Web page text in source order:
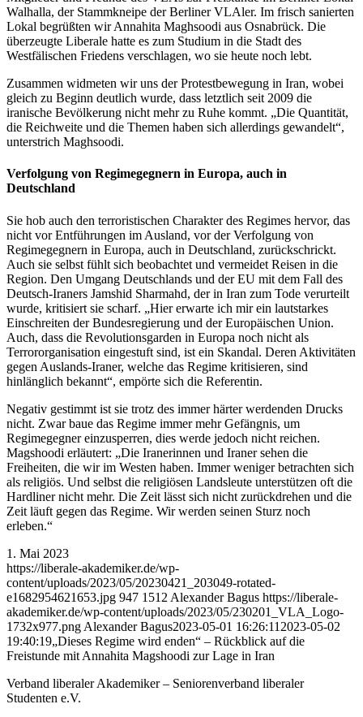
Walhalla, der Stammkneipe der Berliner VLAler. Im frisch sanierten
Lokal begrüßten wir Annahita Maghsoodi aus Osnabrück. Die
überzeugte Liberale hatte es zum Studium in die Stadt des
Westfälischen Friedens verschlagen, wo sie heute noch lebt.
Zusammen widmeten wir uns der Protestbewegung in Iran, wobei
gleich zu Beginn deutlich wurde, dass letztlich seit 2009 die
iranische Bevölkerung nicht mehr zu Ruhe kommt. „Die Quantität,
die Reichweite und die Themen haben sich allerdings gewandelt“,
unterstrich Maghsoodi.
Verfolgung von Regimegegnern in Europa, auch in
Deutschland
Sie hob auch den terroristischen Charakter des Regimes hervor, das
nicht vor Entführungen im Ausland, vor der Verfolgung von
Regimegegnern in Europa, auch in Deutschland, zurückschrickt.
Auch sie selbst fühlt sich beobachtet und vermeidet Reisen in die
Region. Den Umgang Deutschlands und der EU mit dem Fall des
Deutsch-Iraners Jamshid Sharmahd, der in Iran zum Tode verurteilt
wurde, kritisiert sie scharf. „Hier erwarte ich mir ein lautstarkes
Einschreiten der Bundesregierung und der Europäischen Union.
Auch, dass die Revolutionsgarden in Europa noch nicht als
Terrororganisation eingestuft sind, ist ein Skandal. Deren Aktivitäten
gegen Auslands-Iraner, welche das Regime kritisieren, sind
hinlänglich bekannt“, empörte sich die Referentin.
Negativ gestimmt ist sie trotz des immer härter werdenden Drucks
nicht. Zwar baue das Regime immer mehr Gefängnis, um
Regimegegner einzusperren, dies werde jedoch nicht reichen.
Magshoodi erläutert: „Die Iranerinnen und Iraner sehen die
Freiheiten, die wir im Westen haben. Immer weniger betrachten sich
als religiös. Und selbst die religiösen Landsleute unterstützen oft die
Hardliner nicht mehr. Die Zeit lässt sich nicht zurückdrehen und die
Zeit läuft gegen das Regime. Wir werden seinen Sturz noch
erleben.“
1. Mai 2023
https://liberale-akademiker.de/wp-
content/uploads/2023/05/20230421_203049-rotated-
e1682954621653.jpg 947 1512 Alexander Bagus https://liberale-
akademiker.de/wp-content/uploads/2023/05/230201_VLA_Logo-
1732x977.png Alexander Bagus2023-05-01 16:26:11 2023-05-02
19:40:19„Dieses Regime wird enden“ – Rückblick auf die
Freistunde mit Annahita Magshoodi zur Lage in Iran
Verband liberaler Akademiker – Seniorenverband liberaler
Studenten e.V.